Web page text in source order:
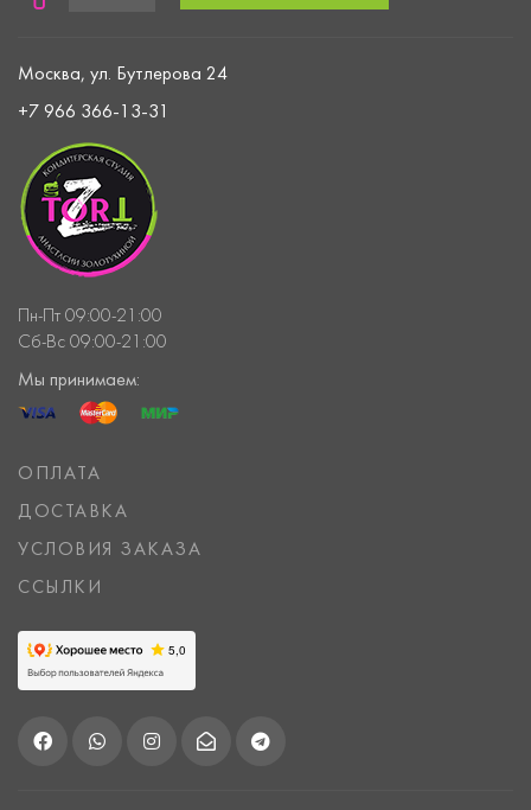
Москва, ул. Бутлерова 24
+7 966 366-13-31
Пн-Пт 09:00-21:00
Сб-Вс 09:00-21:00
Мы принимаем:
ОПЛАТА
ДОСТАВКА
УСЛОВИЯ ЗАКАЗА
ССЫЛКИ